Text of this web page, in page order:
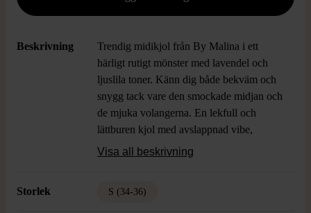
Beskrivning
Trendig midikjol från By Malina i ett
härligt rutigt mönster med lavendel och
ljuslila toner. Känn dig både bekväm och
snygg tack vare den smockade midjan och
de mjuka volangerna. En lekfull och
lättburen kjol med avslappnad vibe,
perfekt för att ge vardagslooken lite extra
Visa all beskrivning
Storlek S (34-36)